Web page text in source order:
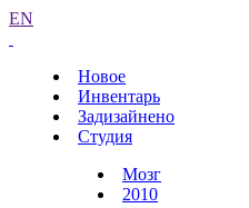
EN
Новое
Инвентарь
Задизайнено
Студия
Мозг
2010